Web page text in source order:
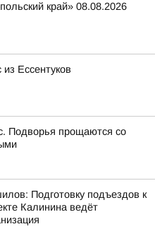
край» 08.08.2026
Ессентуков
Подворья прощаются со
Подготовку подъездов к
Калинина ведёт